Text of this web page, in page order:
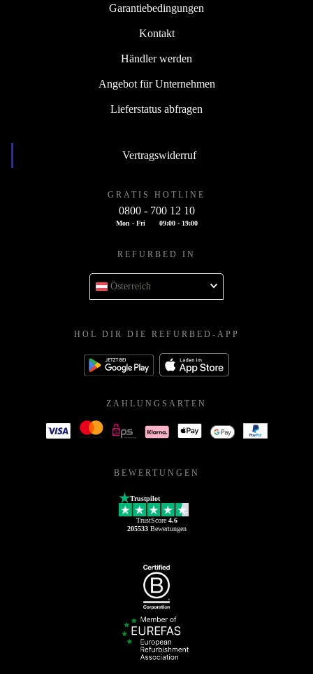
Garantiebedingungen
Kontakt
Händler werden
Angebot für Unternehmen
Lieferstatus abfragen
Vertragswiderruf
GRATIS HOTLINE
0800 - 700 12 10
Mon - Fri 09:00 - 19:00
REFURBED IN
Österreich
HOL DIR DIE REFURBED-APP
ZAHLUNGSARTEN
BEWERTUNGEN
Trustpilot
TrustScore 4.6
205533Bewertungen